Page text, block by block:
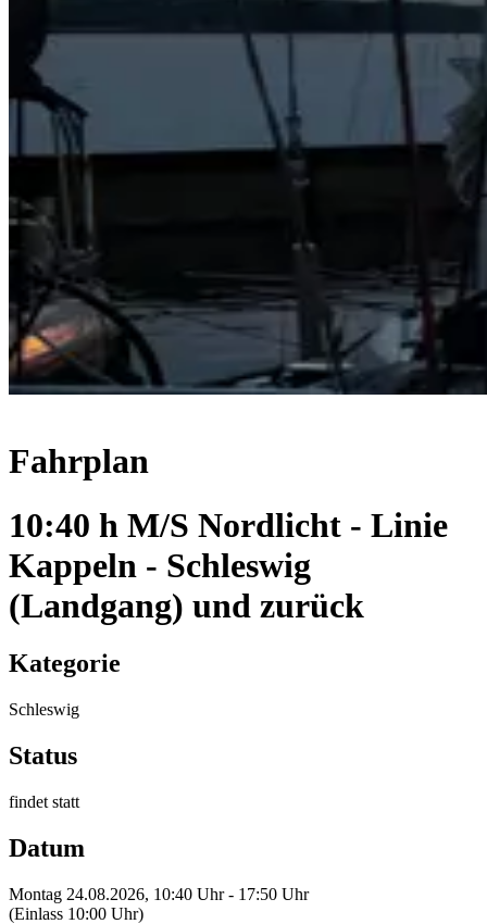
Fahrplan
10:40 h M/S Nordlicht - Linie
Kappeln - Schleswig
(Landgang) und zurück
Kategorie
Schleswig
Status
findet statt
Datum
Montag 24.08.2026, 10:40 Uhr - 17:50 Uhr
(Einlass 10:00 Uhr)